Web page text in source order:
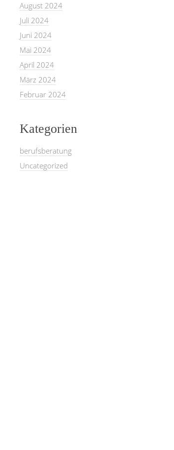
August 2024
Juli 2024
Juni 2024
Mai 2024
April 2024
März 2024
Februar 2024
Kategorien
berufsberatung
Uncategorized